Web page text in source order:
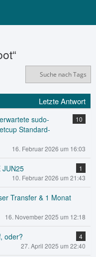
Suche nach Tags
Letzte Antwort
sudo-
Standard-
10
16. Februar 2026 um 16:03
JUN25
1
10. Februar 2026 um 21:43
Transfer & 1 Monat
16. November 2025 um 12:18
oder?
4
27. April 2025 um 22:40